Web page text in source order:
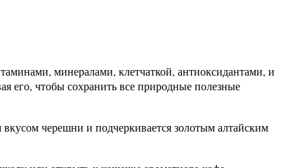
минералами, клетчаткой, антиоксидантами, и
его, чтобы сохранить все природные полезные
вкусом черешни и подчеркивается золотым алтайским